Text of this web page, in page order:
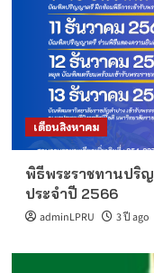
เดือนสิงหาคม
พิธีพระราชทานปริ
ประจำปี 2566
adminLPRU 3 ปี ago